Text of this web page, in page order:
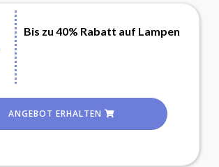
Bis zu 40% Rabatt auf Lampen
ANGEBOT ERHALTEN